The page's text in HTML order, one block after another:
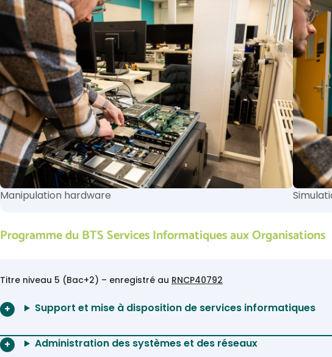
Manipulation hardware
Programme du BTS Services Informatiques aux Organisations
Titre niveau 5 (Bac+2) – enregistré au RNCP40792
Support et mise à disposition de services informatiques
Administration des systèmes et des réseaux